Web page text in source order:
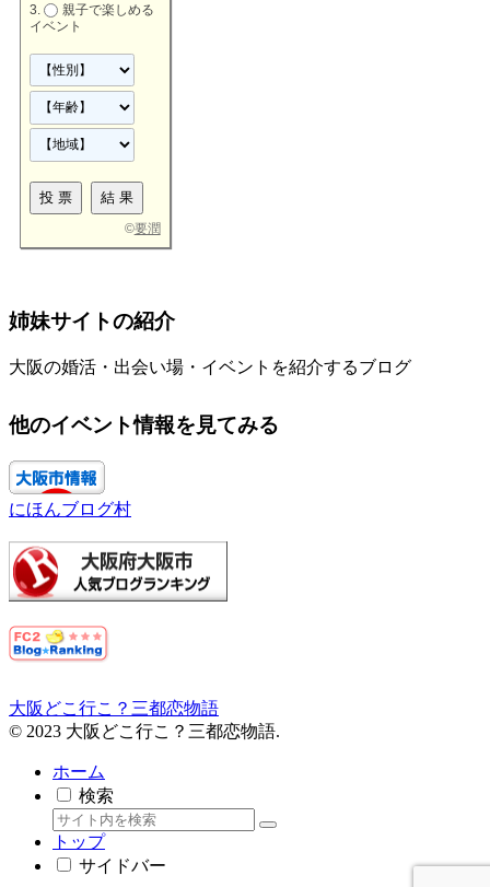
親子で楽しめる
イベント
©要潤
姉妹サイトの紹介
大阪の婚活・出会い場・イベントを紹介するブログ
他のイベント情報を見てみる
にほんブログ村
大阪どこ行こ？三都恋物語
© 2023 大阪どこ行こ？三都恋物語.
ホーム
検索
トップ
サイドバー